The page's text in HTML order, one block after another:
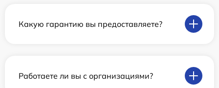
Какую гарантию вы предоставляете?
Работаете ли вы с организациями?